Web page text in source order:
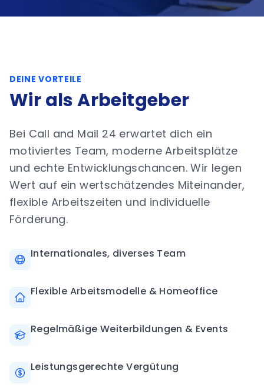
DEINE VORTEILE
Wir als Arbeitgeber
Bei Call and Mail 24 erwartet dich ein
motiviertes Team, moderne Arbeitsplätze
und echte Entwicklungschancen. Wir legen
Wert auf ein wertschätzendes Miteinander,
flexible Arbeitszeiten und individuelle
Förderung.
Internationales, diverses Team
Flexible Arbeitsmodelle & Homeoffice
Regelmäßige Weiterbildungen & Events
Leistungsgerechte Vergütung